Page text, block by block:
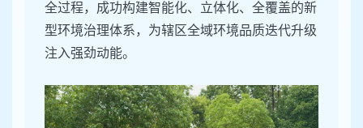
全过程，成功构建智能化、立体化、全覆盖的新
型环境治理体系，为辖区全域环境品质迭代升级
注入强劲动能。